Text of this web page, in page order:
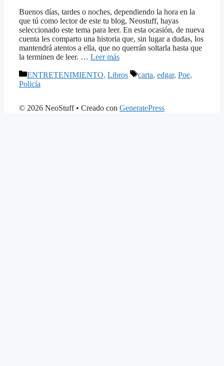
Buenos días, tardes o noches, dependiendo la hora en la
que tú como lector de este tu blog, Neostuff, hayas
seleccionado este tema para leer. En esta ocasión, de nueva
cuenta les comparto una historia que, sin lugar a dudas, los
mantendrá atentos a ella, que no querrán soltarla hasta que
la terminen de leer. … Leer más
Categorías
ENTRETENIMIENTO, Libros Etiquetas
carta, edgar, Poe,
Policía
© 2026 NeoStuff• Creado con GeneratePress